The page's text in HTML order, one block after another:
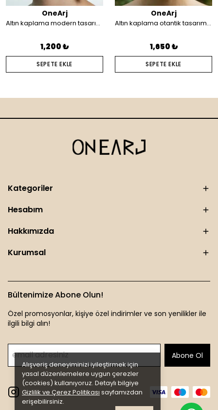
Alışveriş deneyiminizi iyileştirmek için
yasal düzenlemelere uygun çerezler
(cookies) kullanıyoruz. Detaylı bilgiye
Gizlilik ve Çerez Politikası sayfamızdan
erişebilirsiniz.
OneArj
Altın kaplama modern tasarım küpe
1,200 ₺
SEPETE EKLE
OneArj
Altın kaplama otantik tasarım saç aksesuarı
1,650 ₺
SEPETE EKLE
Kategoriler
Hesabım
Hakkımızda
Kurumsal
Bültenimize Abone Olun!
Özel promosyonlar, kişiye özel indirimler ve son yenilikler ile
ilgili bilgi alın!
Abone Ol